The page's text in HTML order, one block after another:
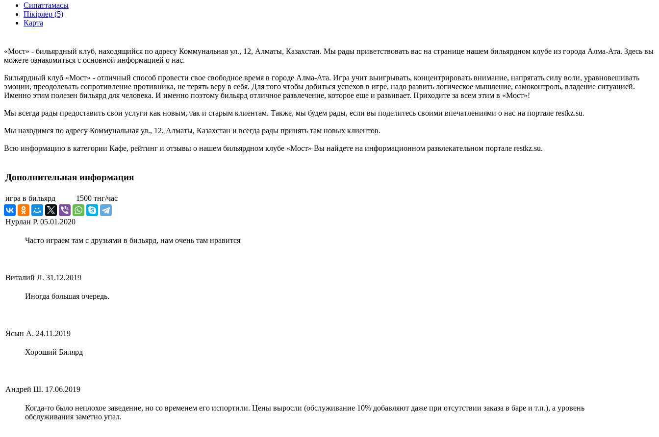
Сипаттамасы
Пікірлер (5)
Карта
«Мост» - бильярдный клуб, находящийся по адресу Коммунальная ул., 12, Алматы, Казахстан. Мы рады приветствовать вас на странице нашем бильярдном клубе из города Алма-Ата. Здесь вы
можете ознакомиться с основной информацией о нас.
Бильярдный клуб «Мост» - отличный способ провести свое свободное время в городе Алма-Ата. Игра учит выигрывать, концентрировать внимание, напрягать силу воли, уравновешивать
эмоции, преодолевать сопротивление противника, не терять веру в себя. Для того чтобы добиться успехов в игре, надо развить логическое мышление, самоконтроль, владение ситуацией.
Именно этим полезен бильярд для человека. И именно поэтому бильярд отличное развлечение, которое еще и развивает. Приходите за всем этим в «Мост»!
Мы всегда рады предоставить свои услуги как новым, так и старым клиентам. Также, мы будем рады, если вы поделитесь своими впечатлениями о нас на портале restkz.su.
Мы находимся по адресу Коммунальная ул., 12, Алматы, Казахстан и всегда рады принять там новых клиентов.
Всю информацию в категории Кафе, рейтинг и отзывы о нашем бильярдном клубе «Мост» Вы найдете на информационном развлекательном портале restkz.su.
Дополнительная информация
игра в бильярд 1500 тнг/час
Нурлан Р. 05.01.2020
Часто играем там с друзьями в бильярд, нам очень там нравится
Виталий Л. 31.12.2019
Иногда большая очередь.
Ясын А. 24.11.2019
Хороший Билярд
Андрей Ш. 17.06.2019
Когда-то было неплохое заведение, но со временем его испортили. Цены выросли (обслуживание 10% добавляют даже при отсутствии заказа в баре и т.п.), а уровень
обслуживания заметно упал.